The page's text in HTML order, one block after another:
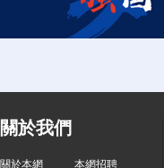
關於我們
關於本網 本網招聘